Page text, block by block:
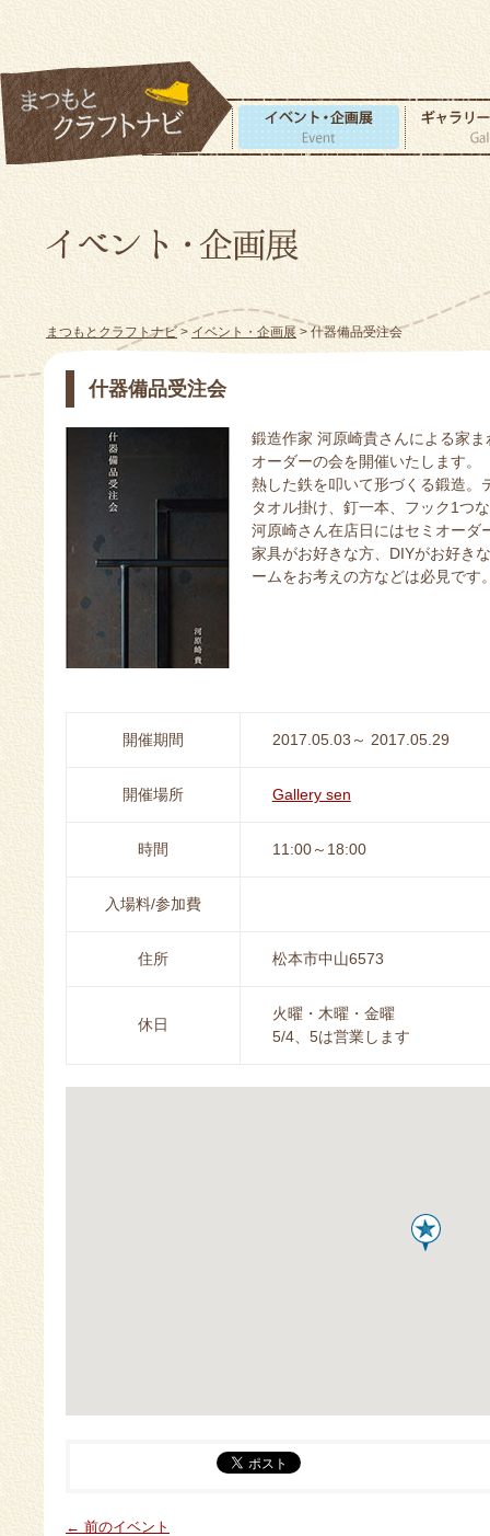
まつもとクラフトナビ>イベント・企画展> 什器備品受注会
什器備品受注会
鍛造作家 河原崎貴さんによる家
オーダーの会を開催いたします。
熱した鉄を叩いて形づくる鍛造。
タオル掛け、釘一本、フック1つ
河原崎さん在店日にはセミオーダ
家具がお好きな方、DIYがお好き
ームをお考えの方などは必見です
開催期間 2017.05.03～ 2017.05.29
開催場所 Gallery sen
時間 11:00～18:00
入場料/参加費
住所 松本市中山6573
休日
火曜・木曜・金曜
5/4、5は営業します
← 前のイベント